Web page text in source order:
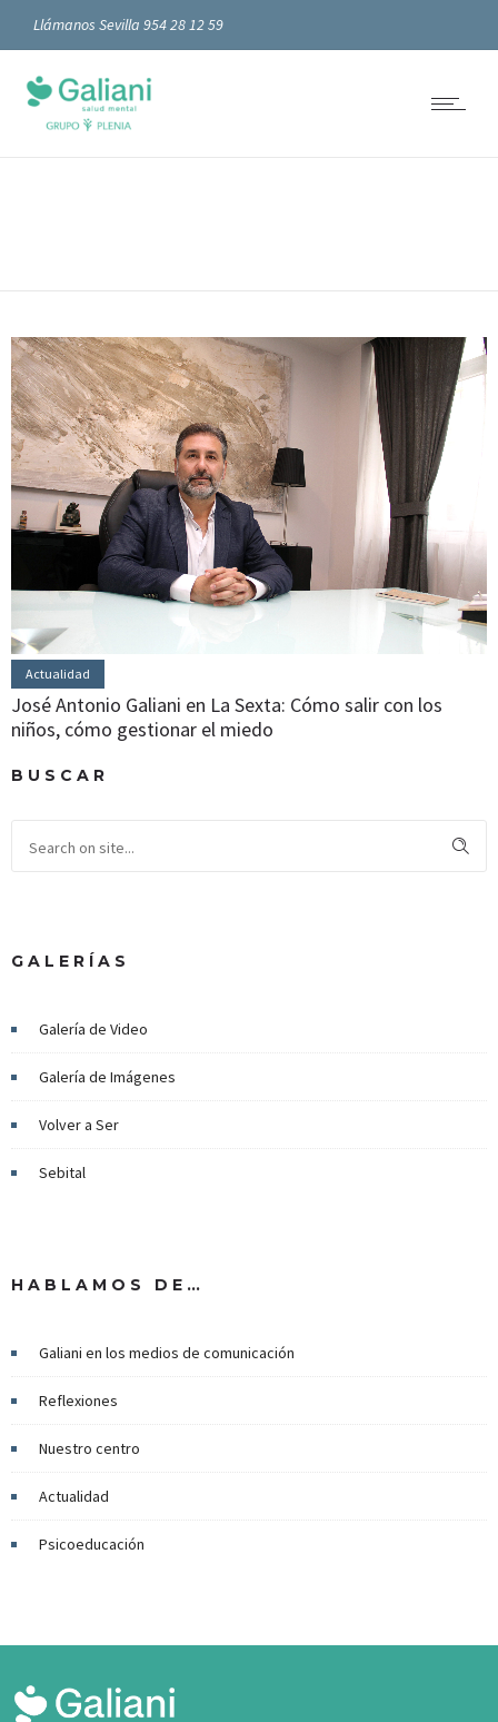
Llámanos Sevilla 954 28 12 59
Actualidad
José Antonio Galiani en La Sexta: Cómo salir con los
niños, cómo gestionar el miedo
BUSCAR
GALERÍAS
Galería de Video
Galería de Imágenes
Volver a Ser
Sebital
HABLAMOS DE…
Galiani en los medios de comunicación
Reflexiones
Nuestro centro
Actualidad
Psicoeducación